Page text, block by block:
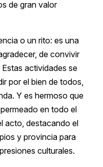
de gran valor
o un rito: es una
de convivir
actividades se
por el bien de todos,
Y es hermoso que
en todo el
acto, destacando el
y provincia para
culturales.